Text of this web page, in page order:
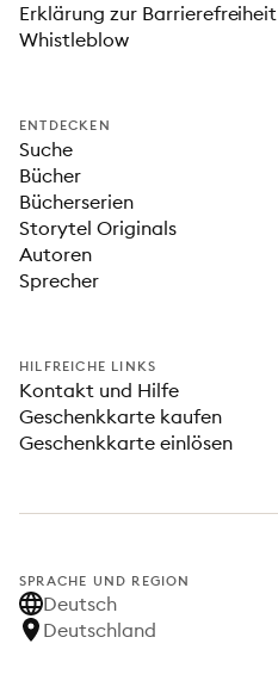
Erklärung zur Barrierefreiheit
Whistleblow
ENTDECKEN
Suche
Bücher
Bücherserien
Storytel Originals
Autoren
Sprecher
HILFREICHE LINKS
Kontakt und Hilfe
Geschenkkarte kaufen
Geschenkkarte einlösen
SPRACHE UND REGION
Deutsch
Deutschland